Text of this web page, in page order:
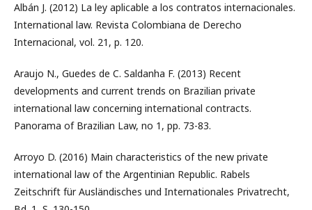
Albán J. (2012) La ley aplicable a los contratos internacionales.
International law. Revista Colombiana de Derecho
Internacional, vol. 21, p. 120.
Araujo N., Guedes de C. Saldanha F. (2013) Recent
developments and current trends on Brazilian private
international law concerning international contracts.
Panorama of Brazilian Law, no 1, pp. 73-83.
Arroyo D. (2016) Main characteristics of the new private
international law of the Argentinian Republic. Rabels
Zeitschrift für Ausländisches und Internationales Privatrecht,